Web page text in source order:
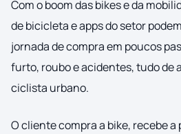
Com o boom das bikes e da
de bicicleta e apps do setor
jornada de compra em poucos
furto, roubo e acidentes, tudo de
ciclista urbano.
O cliente compra a bike, recebe a